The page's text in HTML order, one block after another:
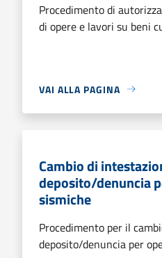
Procedimento di
di opere e lavori su beni
VAI ALLA PAGINA
Cambio di
deposito/denuncia
sismiche
Procedimento per il
deposito/denuncia per